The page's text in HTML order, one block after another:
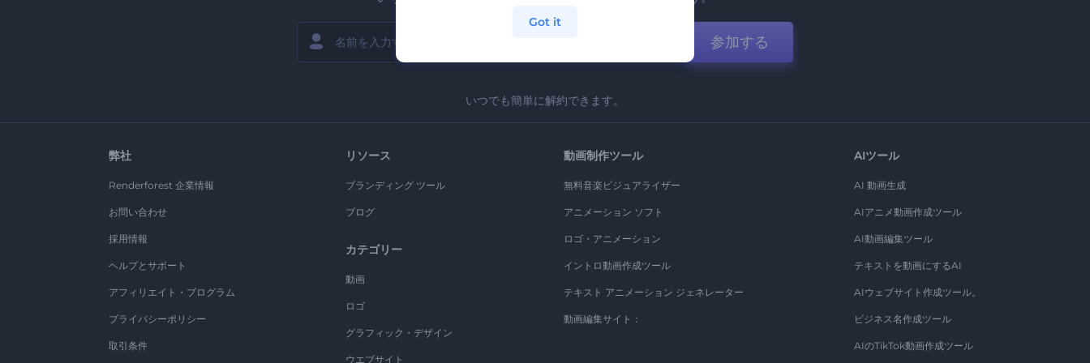
参加する
いつでも簡単に解約できます。
弊社
Renderforest 企業情報
お問い合わせ
採用情報
ヘルプとサポート
アフィリエイト・プログラム
プライバシーポリシー
取引条件
リソース
ブランディング ツール
ブログ
カテゴリー
動画
ロゴ
グラフィック・デザイン
ウエブサイト
動画制作ツール
無料音楽ビジュアライザー
アニメーション ソフト
ロゴ・アニメーション
イントロ動画作成ツール
テキスト アニメーション ジェネレーター
動画編集サイト：
AIツール
AI 動画生成
AIアニメ動画作成ツール
AI動画編集ツール
テキストを動画にするAI
AIウェブサイト作成ツール。
ビジネス名作成ツール
AIのTikTok動画作成ツール
Got it